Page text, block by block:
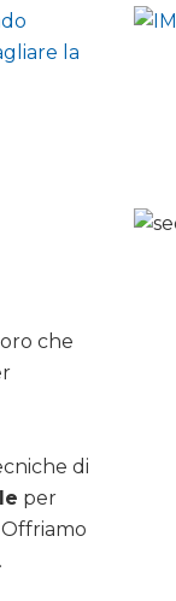
che
di
per